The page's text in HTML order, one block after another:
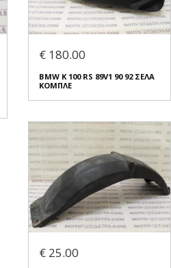
€ 180.00
BMW K 100 RS 89V1 90 92 ΣΕΛΑ
ΚΟΜΠΛΕ
€ 25.00